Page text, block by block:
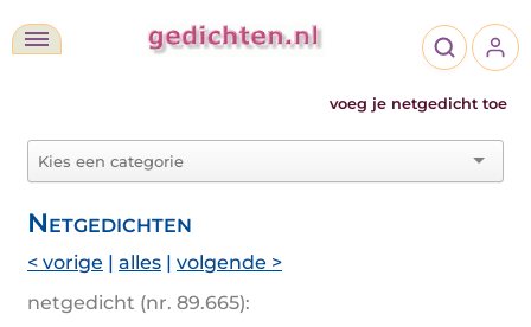
voeg je netgedicht toe
Netgedichten
< vorige | alles | volgende >
netgedicht (nr. 89.665):